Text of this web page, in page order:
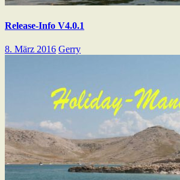
Release-Info V4.0.1
8. März 2016 Gerry